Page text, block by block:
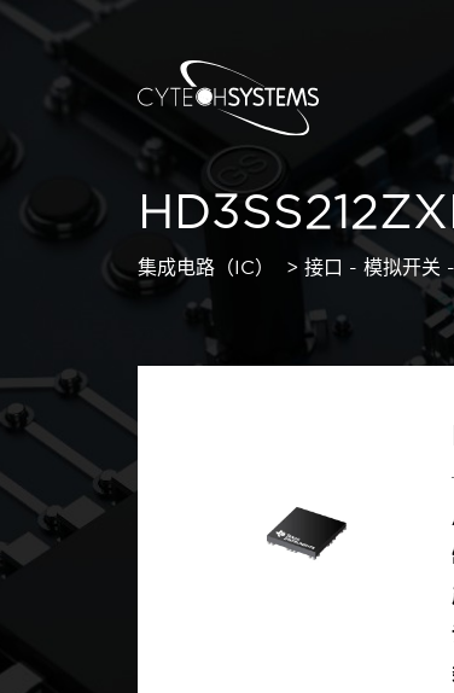
集成电路（IC） 接口 - 模拟开关